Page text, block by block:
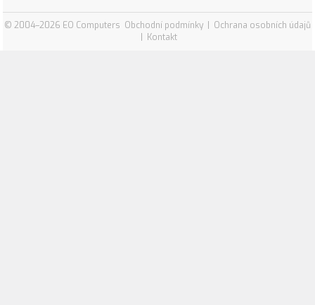
© 2004–2026 EO Computers Obchodní podmínky
Ochrana osobních údajů
Kontakt